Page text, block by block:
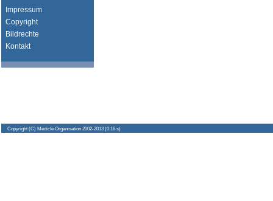
Impressum
Copyright
Bildrechte
Kontakt
Copyright (C) Medicle Organisation 2002-2013 (0.16 s)